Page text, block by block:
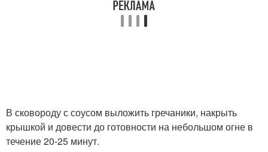
В сковороду с соусом выложить гречаники, накрыть
крышкой и довести до готовности на небольшом огне в
течение 20-25 минут.